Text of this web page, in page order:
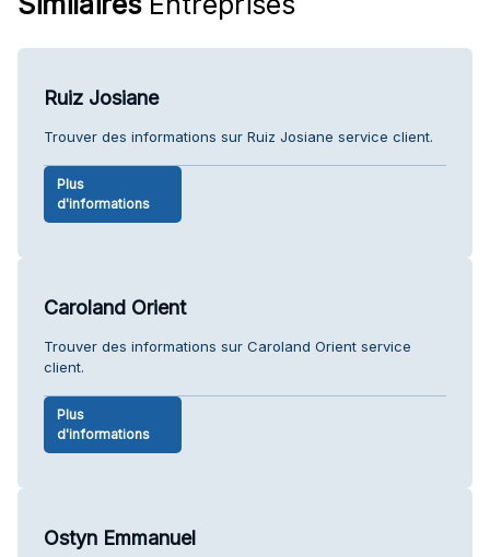
Ruiz Josiane
Trouver des informations sur Ruiz Josiane service client.
Plus
d'informations
Caroland Orient
Trouver des informations sur Caroland Orient service
client.
Plus
d'informations
Ostyn Emmanuel